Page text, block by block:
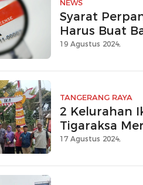
NEWS
Syarat
Harus Buat
19 Agustus 2024,
TANGERANG RAYA
2 Kelurahan
Tigaraksa
17 Agustus 2024,